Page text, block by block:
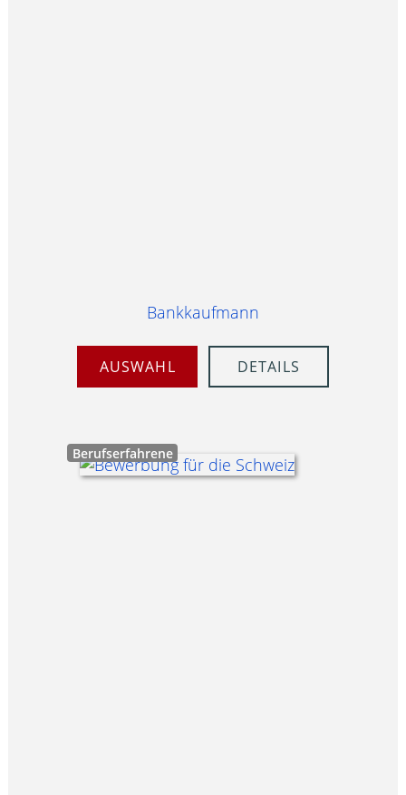
Bankkaufmann
AUSWAHL DETAILS
Berufserfahrene